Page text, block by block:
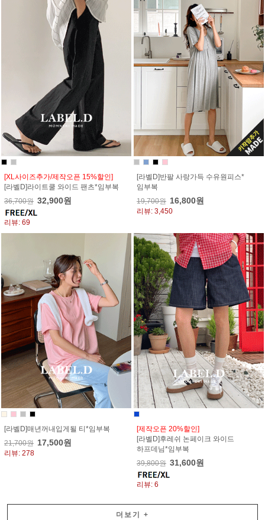
[XL사이즈추가/제작오픈 15%할인]
[라벨D]라이트쿨 와이드 팬츠*임부복
36,700원 32,900원
리뷰: 69
[라벨D]반팔 사랑가득 수유원피스*
임부복
19,700원 16,800원
리뷰: 3,450
[라벨D]매년꺼내입게될 티*임부복
21,700원 17,500원
리뷰: 278
[제작오픈 20%할인]
[라벨D]후레쉬 논페이크 와이드
하프데님*임부복
39,800원 31,600원
리뷰: 6
더보기 +